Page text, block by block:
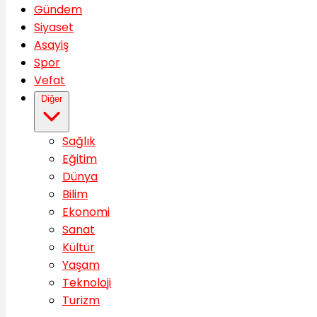
Gündem
Siyaset
Asayiş
Spor
Vefat
Diğer
Sağlık
Eğitim
Dünya
Bilim
Ekonomi
Sanat
Kültür
Yaşam
Teknoloji
Turizm